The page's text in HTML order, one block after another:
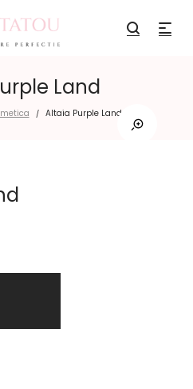
Land
/ Altaia Purple Land